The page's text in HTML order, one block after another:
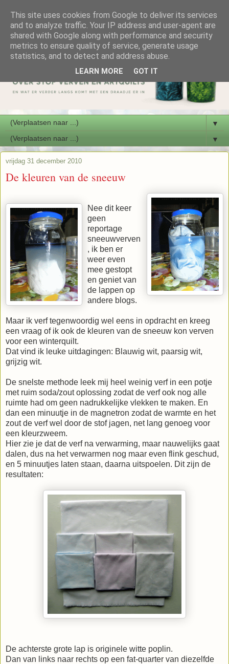
▼
▼
vrijdag 31 december 2010
De kleuren van de sneeuw
Nee dit keer
geen
reportage
sneeuwverven
, ik ben er
weer even
mee gestopt
en geniet van
de lappen op
andere blogs.
Maar ik verf tegenwoordig wel eens in opdracht en kreeg
een vraag of ik ook de kleuren van de sneeuw kon verven
voor een winterquilt.
Dat vind ik leuke uitdagingen: Blauwig wit, paarsig wit,
grijzig wit.
De snelste methode leek mij heel weinig verf in een potje
met ruim soda/zout oplossing zodat de verf ook nog alle
ruimte had om geen nadrukkelijke vlekken te maken. En
dan een minuutje in de magnetron zodat de warmte en het
zout de verf wel door de stof jagen, net lang genoeg voor
een kleurzweem.
Hier zie je dat de verf na verwarming, maar nauwelijks gaat
dalen, dus na het verwarmen nog maar even flink geschud,
en 5 minuutjes laten staan, daarna uitspoelen. Dit zijn de
resultaten:
De achterste grote lap is originele witte poplin.
Dan van links naar rechts op een fat-quarter van diezelfde
This site uses cookies from Google to deliver its services
and to analyze traffic. Your IP address and user-agent are
shared with Google along with performance and security
metrics to ensure quality of service, generate usage
statistics, and to detect and address abuse.
LEARN MORE GOT IT